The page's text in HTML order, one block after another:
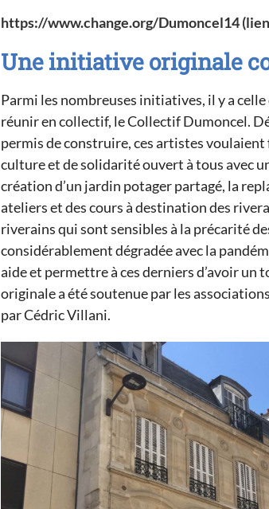
https://www.change.org/Dumoncel14
Uneinitiative originale
Parmi les nombreuses initiatives, il y a celle
réunir en collectif, le Collectif Dumoncel.
permis de construire,ces artistes voulaient
culture et de solidaritéouvert à tousavec
création d’un jardin potager partagé, la
ateliers et des cours à destination des
riverainsqui sontsensiblesà la précarité
considérablementdégradée avecla
aideet permettreà ces derniersd’avoir un
originalea été soutenueparles
par Cédric Villani.